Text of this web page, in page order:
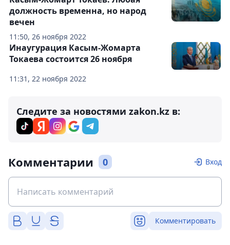
11:50, 26 ноября 2022
должность временна, но народ
вечен
11:31, 22 ноября 2022
Инаугурация Касым-Жомарта
Токаева состоится 26 ноября
Следите за новостями zakon.kz в:
Комментарии 0 Вход
Комментировать